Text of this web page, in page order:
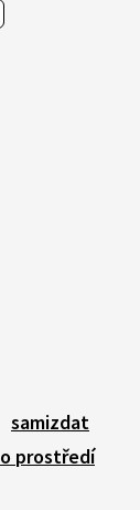
samizdat
prostředí